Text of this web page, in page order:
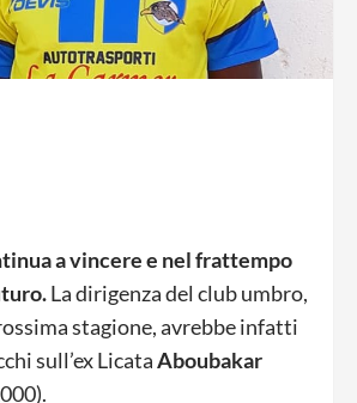
a vincere e nel frattempo
La dirigenza del club umbro,
stagione, avrebbe infatti
sull’ex LicataAboubakar